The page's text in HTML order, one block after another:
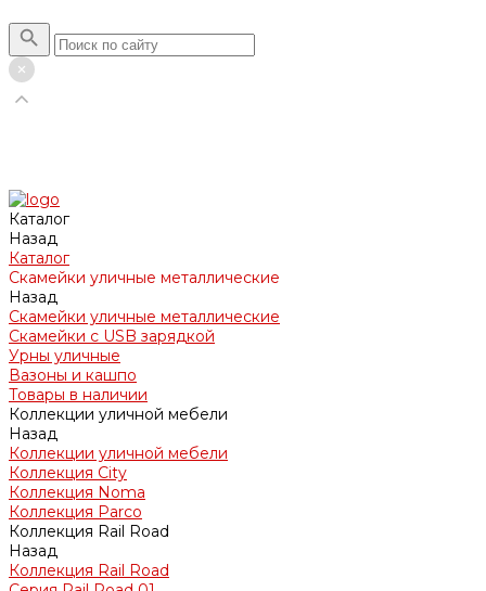
Каталог
Назад
Каталог
Скамейки уличные металлические
Назад
Скамейки уличные металлические
Скамейки с USB зарядкой
Урны уличные
Вазоны и кашпо
Товары в наличии
Коллекции уличной мебели
Назад
Коллекции уличной мебели
Коллекция City
Коллекция Noma
Коллекция Parco
Коллекция Rail Road
Назад
Коллекция Rail Road